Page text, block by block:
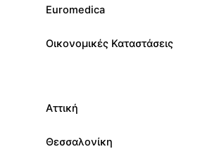
Euromedica
Οικονομικές Καταστάσεις
Αττική
Θεσσαλονίκη